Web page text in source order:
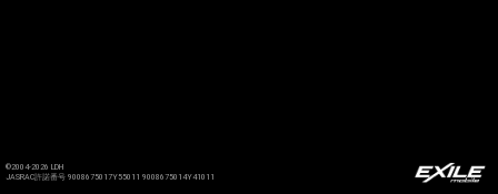
©2004-2026 LDH
JASRAC許諾番号 9008675017Y55011 9008675014Y41011